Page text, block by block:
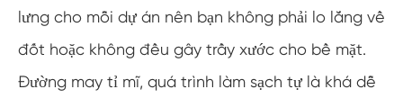
lưng cho mỗi dự án nên bạn không phải lo lắng về
đốt hoặc không đều gây trầy xước cho bề mặt.
Đường may tỉ mĩ, quá trình làm sạch tự là khá dễ